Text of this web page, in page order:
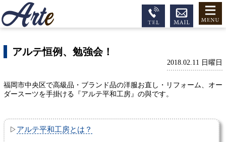
アルテ恒例、勉強会！
2018.02.11 日曜日
福岡市中央区で高級品・ブランド品の洋服お直し・リフォーム、オー
ダースーツを手掛ける『アルテ平和工房』の與です。
▷ アルテ平和工房とは？